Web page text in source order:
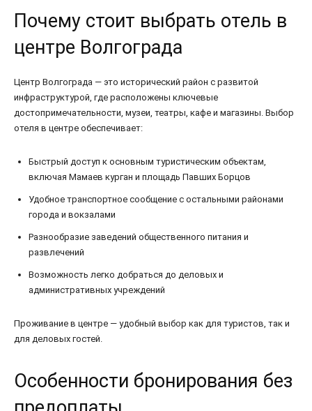
Почему стоит выбрать отель в
центре Волгограда
Центр Волгограда — это исторический район с развитой
инфраструктурой, где расположены ключевые
достопримечательности, музеи, театры, кафе и магазины. Выбор
отеля в центре обеспечивает:
Быстрый доступ к основным туристическим объектам,
включая Мамаев курган и площадь Павших Борцов
Удобное транспортное сообщение с остальными районами
города и вокзалами
Разнообразие заведений общественного питания и
развлечений
Возможность легко добраться до деловых и
административных учреждений
Проживание в центре — удобный выбор как для туристов, так и
для деловых гостей.
Особенности бронирования без